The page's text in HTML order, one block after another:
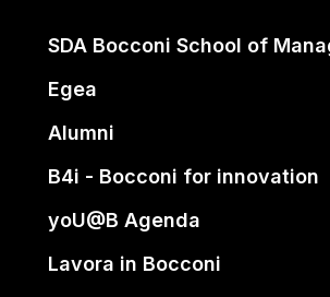
SDA Bocconi School of
Egea
Alumni
B4i - Bocconi for innovation
yoU@B Agenda
Lavora in Bocconi